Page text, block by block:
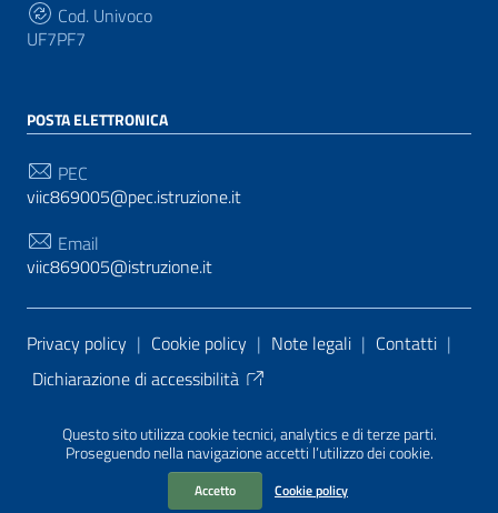
Questo sito utilizza cookie tecnici, analytics e di terze parti.
Proseguendo nella navigazione accetti l’utilizzo dei cookie.
Accetto Cookie policy
Cod. Univoco
UF7PF7
POSTA ELETTRONICA
PEC
viic869005@pec.istruzione.it
Email
viic869005@istruzione.it
Sezione Link Utili
Privacy policy | Cookie policy | Note legali | Contatti |
Dichiarazione di accessibilità
PA di AgID
| Realizzato con WordPress
da